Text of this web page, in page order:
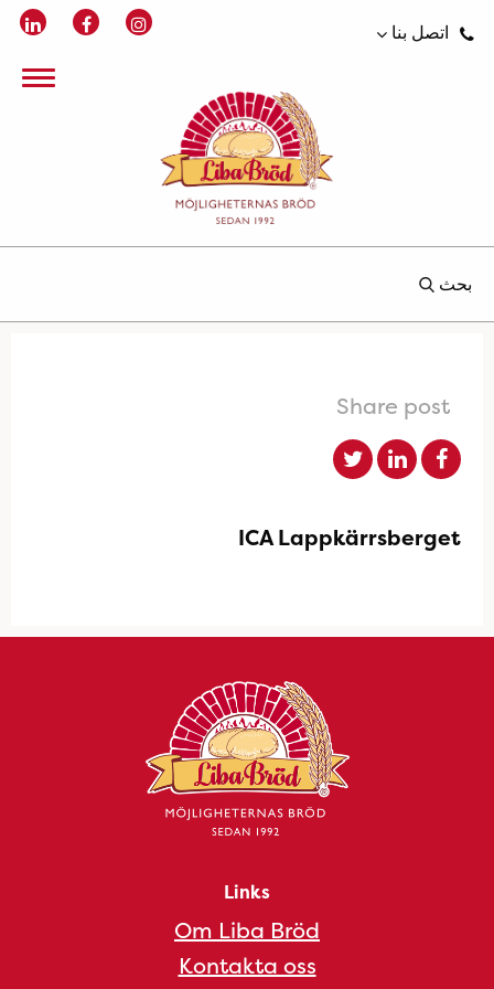
اتصل بنا
بحث
Share post
ICA Lappkärrsberget
Links
Om Liba Bröd
Kontakta oss